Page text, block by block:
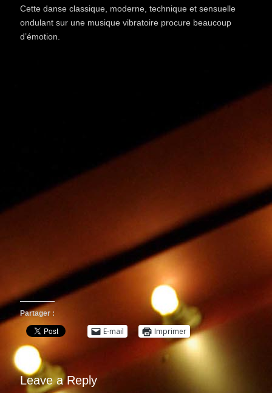
Cette danse classique, moderne, technique et sensuelle
ondulant sur une musique vibratoire procure beaucoup
d’émotion.
Partager :
E-mail Imprimer
Leave a Reply